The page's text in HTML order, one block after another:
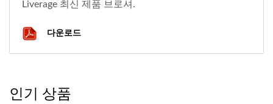
Liverage 최신 제품 브로셔.
다운로드
인기 상품